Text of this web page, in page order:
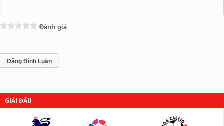
Đánh giá
GIẢI ĐẤU